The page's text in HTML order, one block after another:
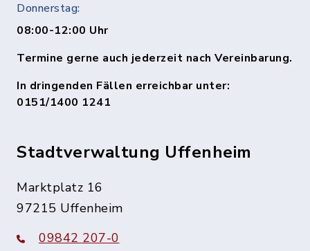
Donnerstag:
08:00-12:00 Uhr
Termine gerne auch jederzeit nach Vereinbarung.
In dringenden Fällen erreichbar unter:
0151/1400 1241
Stadtverwaltung Uffenheim
Marktplatz 16
97215 Uffenheim
09842 207-0